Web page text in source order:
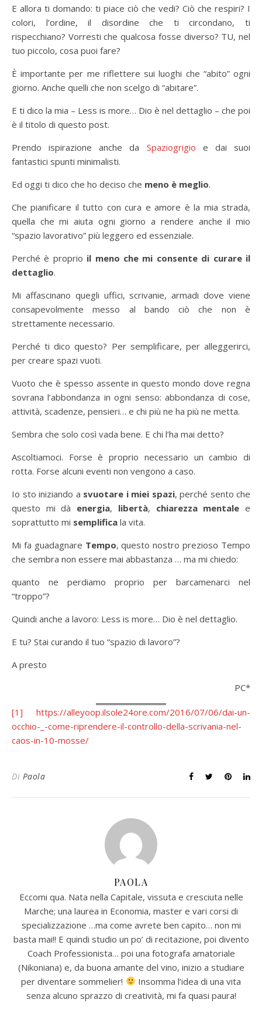
E allora ti domando: ti piace ciò che vedi? Ciò che respiri? I
colori, l’ordine, il disordine che ti circondano, ti
rispecchiano? Vorresti che qualcosa fosse diverso? TU, nel
tuo piccolo, cosa puoi fare?
È importante per me riflettere sui luoghi che “abito” ogni
giorno. Anche quelli che non scelgo di “abitare”.
E ti dico la mia – Less is more… Dio è nel dettaglio – che poi
è il titolo di questo post.
Prendo ispirazione anche da Spaziogrigio e dai suoi
fantastici spunti minimalisti.
Ed oggi ti dico che ho deciso che meno è meglio.
Che pianificare il tutto con cura e amore è la mia strada,
quella che mi aiuta ogni giorno a rendere anche il mio
“spazio lavorativo” più leggero ed essenziale.
Perché è proprio il meno che mi consente di curare il
dettaglio.
Mi affascinano quegli uffici, scrivanie, armadi dove viene
consapevolmente messo al bando ciò che non è
strettamente necessario.
Perché ti dico questo? Per semplificare, per alleggerirci,
per creare spazi vuoti.
Vuoto che è spesso assente in questo mondo dove regna
sovrana l’abbondanza in ogni senso: abbondanza di cose,
attività, scadenze, pensieri… e chi più ne ha più ne metta.
Sembra che solo così vada bene. E chi l’ha mai detto?
Ascoltiamoci. Forse è proprio necessario un cambio di
rotta. Forse alcuni eventi non vengono a caso.
Io sto iniziando a svuotare i miei spazi, perché sento che
questo mi dà energia, libertà, chiarezza mentale e
soprattutto mi semplifica la vita.
Mi fa guadagnare Tempo, questo nostro prezioso Tempo
che sembra non essere mai abbastanza … ma mi chiedo:
quanto ne perdiamo proprio per barcamenarci nel
“troppo”?
Quindi anche a lavoro: Less is more… Dio è nel dettaglio.
E tu? Stai curando il tuo “spazio di lavoro”?
A presto
PC*
[1]
https://alleyoop.ilsole24ore.com/2016/07/06/dai-un-
occhio-_-come-riprendere-il-controllo-della-scrivania-nel-
caos-in-10-mosse/
Di Paola
PAOLA
Eccomi qua. Nata nella Capitale, vissuta e cresciuta nelle
Marche; una laurea in Economia, master e vari corsi di
specializzazione …ma come avrete ben capito… non mi
basta mai!! E quindi studio un po’ di recitazione, poi divento
Coach Professionista… poi una fotografa amatoriale
(Nikoniana) e, da buona amante del vino, inizio a studiare
per diventare sommelier!
Insomma l’idea di una vita
senza alcuno sprazzo di creatività, mi fa quasi paura!